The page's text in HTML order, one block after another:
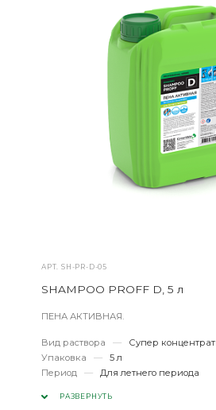
АРТ.SH-PR-D-05
SHAMPOO PROFF D, 5 л
ПЕНА АКТИВНАЯ.
Вид раствора —
Супер концентрат
Упаковка
—
5 л
Период
— Для летнего периода
РАЗВЕРНУТЬ